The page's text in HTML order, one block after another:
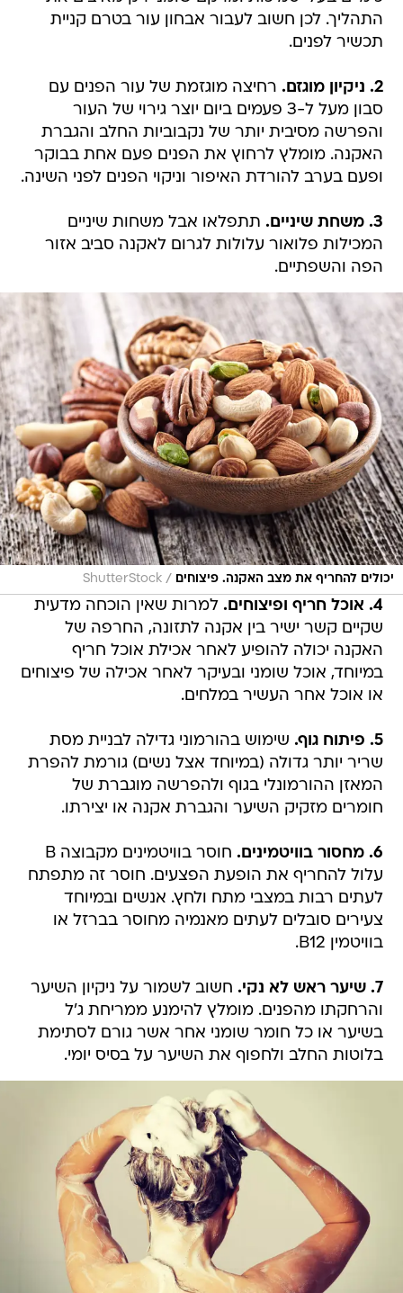
התהליך. לכן חשוב לעבור אבחון עור בטרם קניית
תכשיר לפנים.
2. ניקיון מוגזם.
רחיצה מוגזמת של עור הפנים עם
סבון מעל ל-3 פעמים ביום יוצר גירוי של העור
והפרשה מסיבית יותר של נקבוביות החלב והגברת
האקנה. מומלץ לרחוץ את הפנים פעם אחת בבוקר
ופעם בערב להורדת האיפור וניקוי הפנים לפני השינה.
3. משחת שיניים.
תתפלאו אבל משחות שיניים
המכילות פלואור עלולות לגרום לאקנה סביב אזור
הפה והשפתיים.
יכולים להחריף את מצב האקנה. פיצוחים /
ShutterStock
4. אוכל חריף ופיצוחים.
למרות שאין הוכחה מדעית
שקיים קשר ישיר בין אקנה לתזונה, החרפה של
האקנה יכולה להופיע לאחר אכילת אוכל חריף
במיוחד, אוכל שומני ובעיקר לאחר אכילה של פיצוחים
או אוכל אחר העשיר במלחים.
5. פיתוח גוף.
שימוש בהורמוני גדילה לבניית מסת
שריר יותר גדולה (במיוחד אצל נשים) גורמת להפרת
המאזן ההורמונלי בגוף ולהפרשה מוגברת של
חומרים מזקיק השיער והגברת אקנה או יצירתו.
6. מחסור בוויטמינים.
חוסר בוויטמינים מקבוצה B
עלול להחריף את הופעת הפצעים. חוסר זה מתפתח
לעתים רבות במצבי מתח ולחץ. אנשים ובמיוחד
צעירים סובלים לעתים מאנמיה מחוסר בברזל או
בוויטמין B12.
7. שיער ראש לא נקי.
חשוב לשמור על ניקיון השיער
והרחקתו מהפנים. מומלץ להימנע ממריחת ג'ל
בשיער או כל חומר שומני אחר אשר גורם לסתימת
בלוטות החלב ולחפוף את השיער על בסיס יומי.